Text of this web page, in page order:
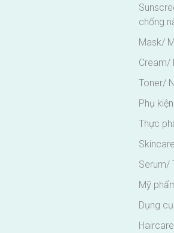
chống
Mask/
Cream/
Toner/
Phụ
Thực
Skincare
Serum/
Mỹ
Dụng
Haircare